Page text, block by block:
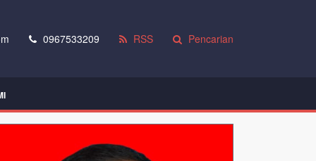
0967533209 RSS Pencarian